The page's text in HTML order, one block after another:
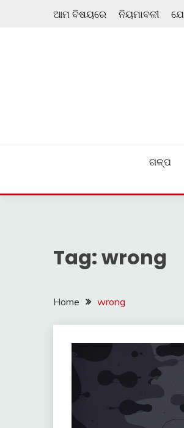
ଆମ ବିଷୟରେ ନିୟମାବଳୀ
ଗଳ୍ପ
Tag:wrong
Home wrong